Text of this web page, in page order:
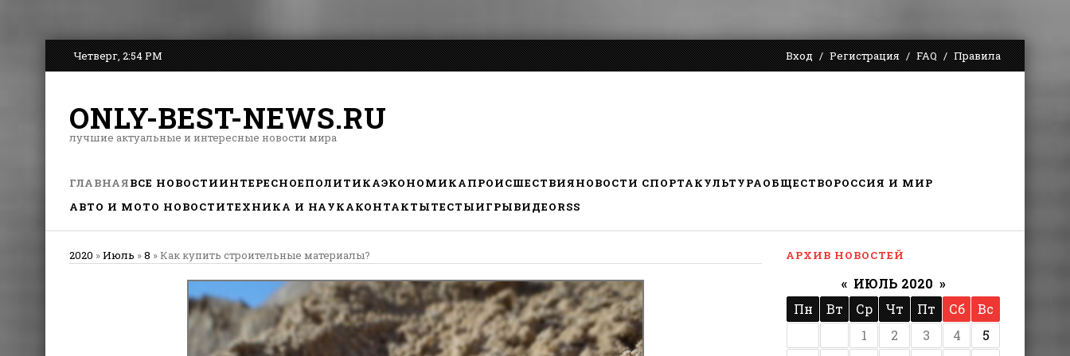
Четверг, 2:54 PM Вход Регистрация FAQ Правила
ONLY-BEST-NEWS.RU
лучшие актуальные и интересные новости мира
ГЛАВНАЯВСЕ НОВОСТИИНТЕРЕСНОЕПОЛИТИКАЭКОНОМИКАПРОИСШЕСТВИЯНОВОСТИ СПОРТАКУЛЬТУРАОБЩЕСТВОРОССИЯ И МИР
АВТО И МОТО НОВОСТИТЕХНИКА И НАУКАКОНТАКТЫТЕСТЫИГРЫВИДЕОRSS
2020 »Июль »8 » Как купить строительные материалы? АРХИВ НОВОСТЕЙ
« ИЮЛЬ 2020 »
Пн
Вт Ср Чт Пт Сб
Вс
1
2 3 4
5